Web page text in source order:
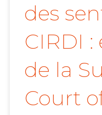
des
CIRDI :
de la
Court